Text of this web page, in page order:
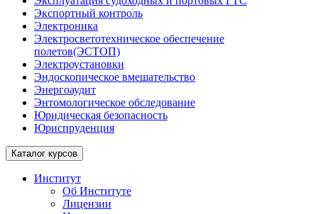
Экспортный контроль
Электроника
Электросветотехническое обеспечение
полетов(ЭСТОП)
Электроустановки
Эндоскопическое вмешательство
Энергоаудит
Энтомологическое обследование
Юридическая безопасность
Юриспруденция
Каталог курсов
Институт
Об Институте
Лицензии